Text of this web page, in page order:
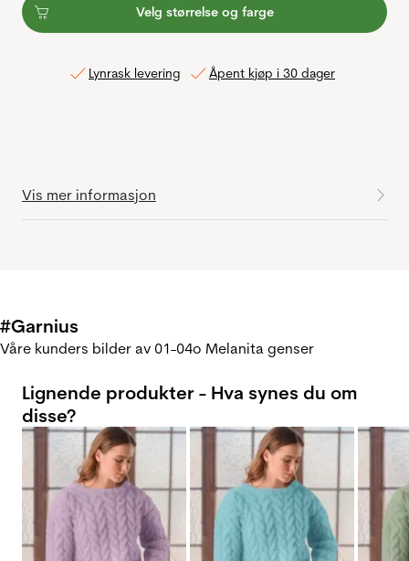
Velg størrelse og farge
Lynrask levering Åpent kjøp i 30 dager
Vis mer informasjon
#Garnius
Våre kunders bilder av 01-04o Melanita genser
Lignende produkter - Hva synes du om
disse?